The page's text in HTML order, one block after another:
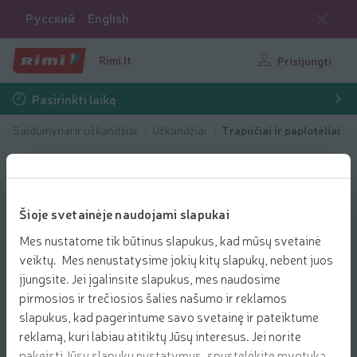
Šioje svetainėje naudojami slapukai
Mes nustatome tik būtinus slapukus, kad mūsų svetainė
veiktų. Mes nenustatysime jokių kitų slapukų, nebent juos
įjungsite. Jei įgalinsite slapukus, mes naudosime
pirmosios ir trečiosios šalies našumo ir reklamos
slapukus, kad pagerintume savo svetainę ir pateiktume
reklamą, kuri labiau atitiktų Jūsų interesus. Jei norite
Русский English
Rimi.lt Prisijungti
Pasirinkti laiką
Saldumynai ir užkandžiai Užkandžiai Trapučiai ir paplotėliai